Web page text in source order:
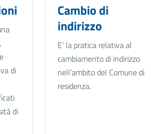
di
di
Cambio di
indirizzo
E’ la pratica relativa al
cambiamento di indirizzo
nell’ambito del Comune di
residenza.